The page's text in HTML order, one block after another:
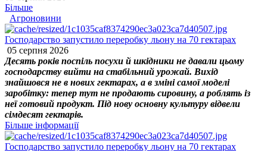
Більше
Агроновини
Господарство запустило переробку льону на 70 гектарах
05 серпня 2026
Десять років поспіль посухи й шкідники не давали цьому
господарству вийти на стабільний урожай. Вихід
знайшовся не в нових гектарах, а в зміні самої моделі
заробітку: тепер тут не продають сировину, а роблять із
неї готовий продукт. Під нову основну культуру відвели
сімдесят гектарів.
Більше інформації
Господарство запустило переробку льону на 70 гектарах